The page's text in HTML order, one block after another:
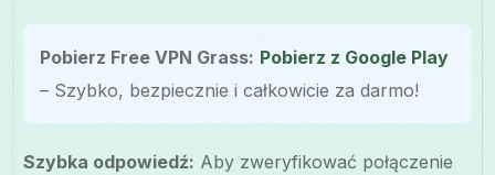
Pobierz Free VPN Grass: Pobierz z Google Play
– Szybko, bezpiecznie i całkowicie za darmo!
Szybka odpowiedź: Aby zweryfikować połączenie